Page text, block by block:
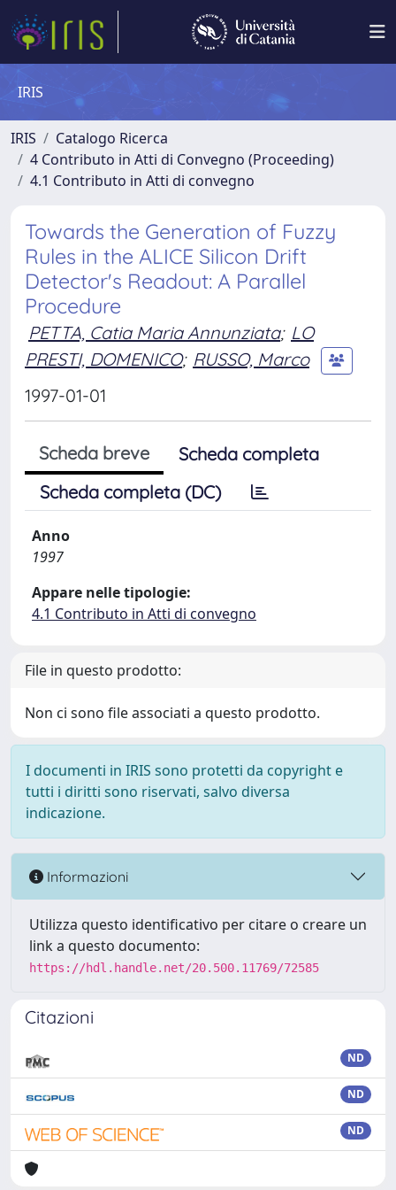
IRIS
IRIS
Catalogo Ricerca
4 Contributo in Atti di Convegno (Proceeding)
4.1 Contributo in Atti di convegno
Towards the Generation of Fuzzy
Rules in the ALICE Silicon Drift
Detector's Readout: A Parallel
Procedure
PETTA, Catia Maria Annunziata; LO
PRESTI, DOMENICO; RUSSO, Marco
1997-01-01
Scheda breve
Scheda completa
Scheda completa (DC)
Anno
1997
Appare nelle tipologie:
4.1 Contributo in Atti di convegno
File in questo prodotto:
Non ci sono file associati a questo prodotto.
I documenti in IRIS sono protetti da copyright e
tutti i diritti sono riservati, salvo diversa
indicazione.
Informazioni
Utilizza questo identificativo per citare o creare un
link a questo documento:
https://hdl.handle.net/20.500.11769/72585
Citazioni
ND
ND
ND